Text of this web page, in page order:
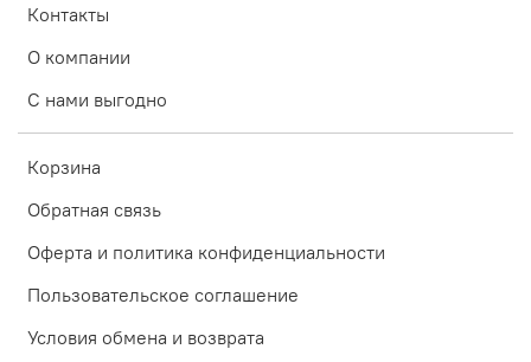
Контакты
О компании
С нами выгодно
Корзина
Обратная связь
Оферта и политика конфиденциальности
Пользовательское соглашение
Условия обмена и возврата